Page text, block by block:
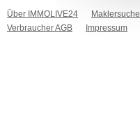
Über IMMOLIVE24 Maklersuche
Verbraucher AGB
Impressum